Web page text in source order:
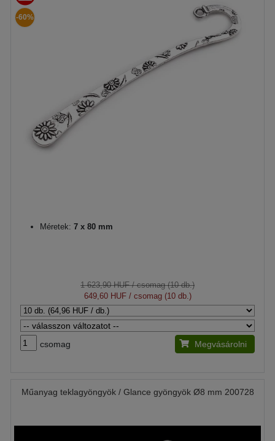
-60%
Méretek: 7 x 80 mm
1 623,90 HUF/ csomag (10 db.)
649,60 HUF/ csomag (10 db.)
csomag Megvásárolni
Műanyag teklagyöngyök / Glance gyöngyök Ø8 mm 200728